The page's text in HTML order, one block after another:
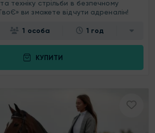
техніку стрільби в безпечному
ви зможете відчути адреналін!
1 особа 1 год
КУПИТИ